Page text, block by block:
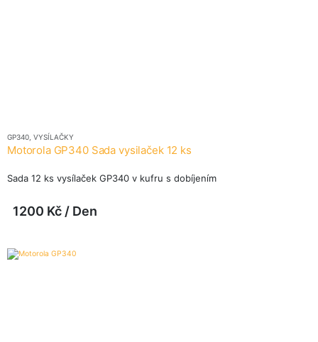
GP340 VYSÍLAČKY
Motorola GP340 Sada vysilaček 12 ks
Sada 12 ks vysílaček GP340 v kufru s dobíjením
1200 Kč / Den